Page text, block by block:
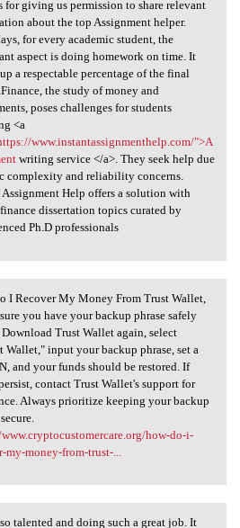
for giving us
for giving us permission to share relevant
about the top Assignment helper.
for every academic student, the
aspect is doing homework on time. It
a respectable percentage of the final
the study of money and
poses challenges for students
<a
www.instantassignmenthelp.com/">A
writing service </a>. They seek help due
complexity and reliability concerns.
Assignment Help offers a solution with
dissertation topics curated by
Ph.D professionals
I Recover My Money
I Recover My Money From Trust Wallet,
you have your backup phrase safely
Download Trust Wallet again, select
Wallet," input your backup phrase, set a
and your funds should be restored. If
contact Trust Wallet's support for
Always prioritize keeping your backup
how-do-i-
my-money-from-trust-...
talented and doing such a great job. It